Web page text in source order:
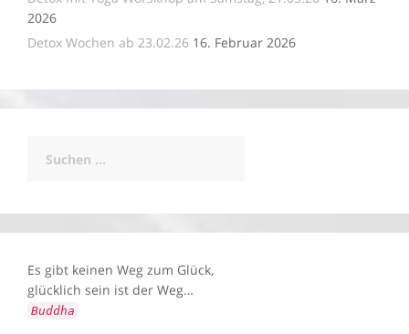
2026
Detox Wochen ab 23.02.26 16. Februar 2026
nach:
Es gibt keinen Weg zum Glück,
glücklich sein ist der Weg…
Buddha